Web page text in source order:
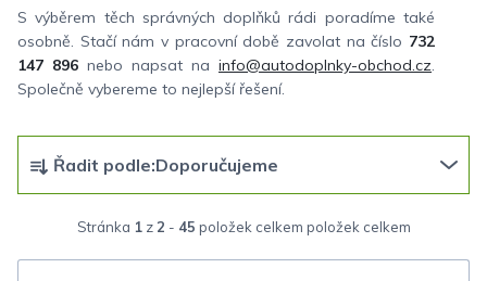
S výběrem těch správných doplňků rádi poradíme také
osobně. Stačí nám v pracovní době zavolat na číslo 732
147 896 nebo napsat na info@autodoplnky-obchod.cz.
Společně vybereme to nejlepší řešení.
Stránka 1z 2 - 45 položek celkem
a
e
Řadit podle:Doporučujeme